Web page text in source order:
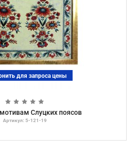
Слуцких поясов
Артикул: 5-121-19
для запроса цены